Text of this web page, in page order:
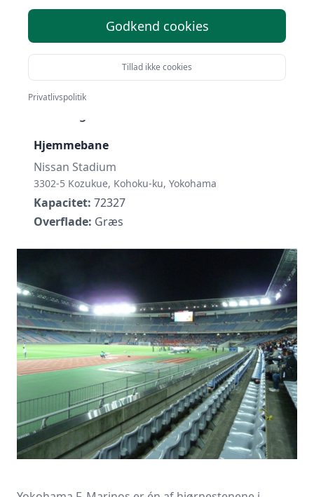
Yokohama F. Marinos
Grundlagt:1972
Liga:J1 League
Hjemmebane
Nissan Stadium
3302-5 Kozukue, Kohoku-ku, Yokohama
Kapacitet: 72327
Overflade: Græs
Godkend cookies
Tillad ikke cookies
Privatlivspolitik